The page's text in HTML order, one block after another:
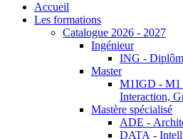
Accueil
Les formations
Catalogue 2026 - 2027
Ingénieur
ING -
Master
M1IGD -
Interaction,
Mastère spécialisé
ADE -
DATA -